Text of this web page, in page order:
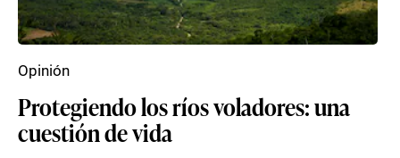
Protegiendo los ríos voladores: una
cuestión de vida
Opinión